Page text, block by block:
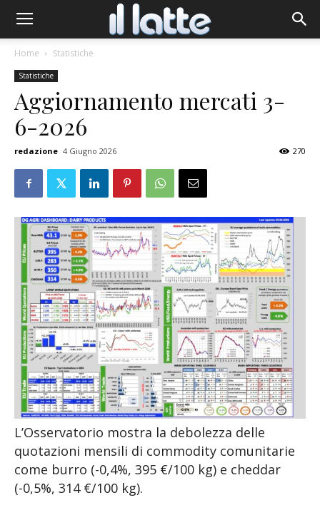
Home Statistiche
Statistiche
Aggiornamento mercati 3-
6-2026
redazione 4 Giugno 2026 270
L’Osservatorio mostra la debolezza delle
quotazioni mensili di commodity comunitarie
come burro (-0,4%, 395 €/100 kg) e cheddar
(-0,5%, 314 €/100 kg).